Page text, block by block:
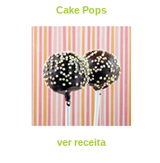
Cake Pops
ver receita